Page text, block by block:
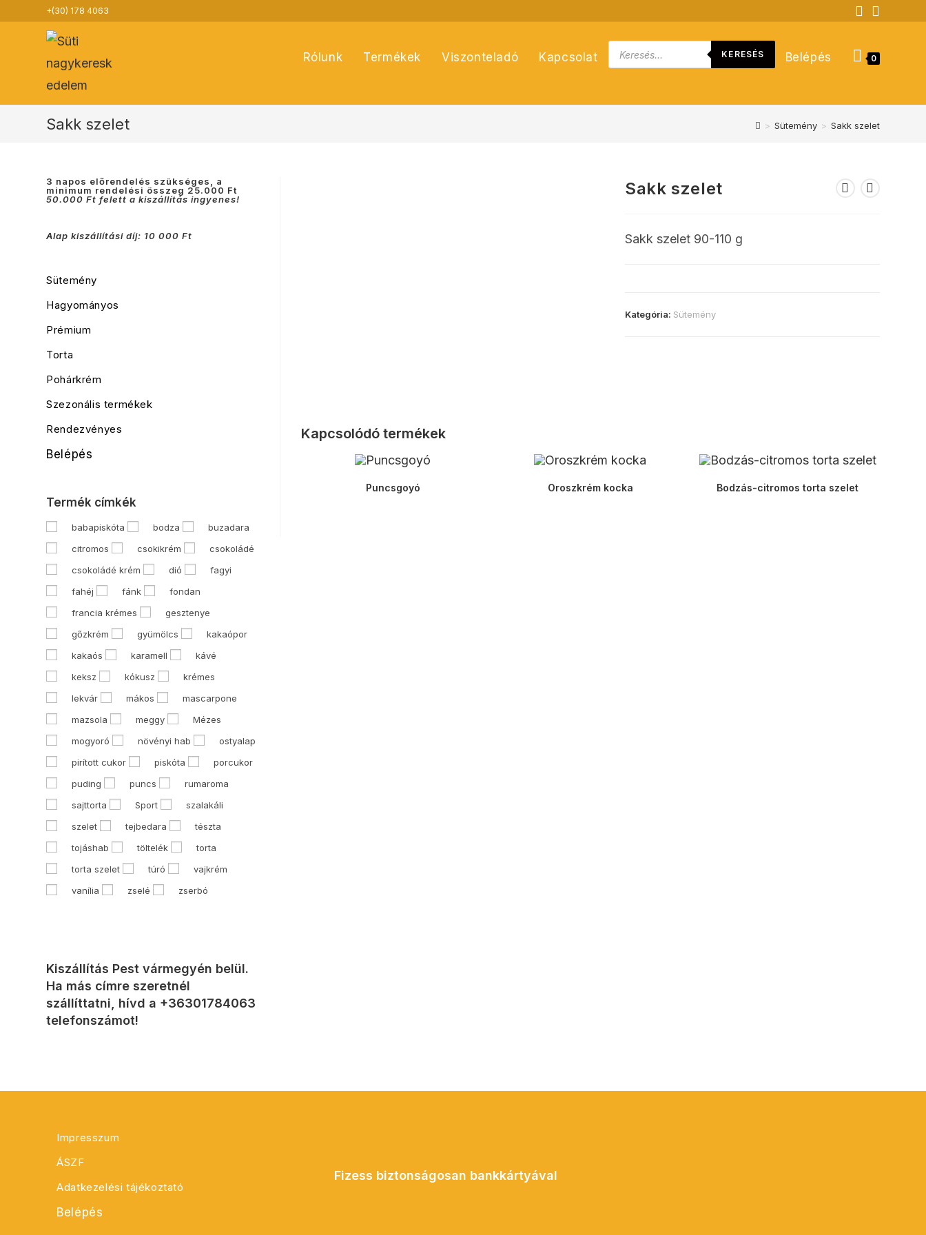
to
+(30) 178 4063
Rólunk Termékek Viszonteladó Kapcsolat
search
KERESÉS Belépés 0
Sakk szelet > Sütemény > Sakk szelet
Sakk szelet
Sakk szelet 90-110 g
Kategória: Sütemény
Kapcsolódó termékek
Puncsgoyó Oroszkrém kocka Bodzás-citromos torta szelet
3 napos előrendelés szükséges, a
minimum rendelési összeg 25.000 Ft
50.000 Ft felett a kiszállítás ingyenes!
Alap kiszállítási díj: 10 000 Ft
Sütemény
Hagyományos
Prémium
Torta
Pohárkrém
Szezonális termékek
Rendezvényes
Belépés
Termék címkék
babapiskóta bodza
buzadara
citromos
csokikrém
csokoládé
csokoládé krém
dió
fagyi
fahéj
fánk
fondan
francia krémes
gesztenye
gőzkrém
gyümölcs
kakaópor
kakaós
karamell
kávé
keksz
kókusz
krémes
lekvár
mákos
mascarpone
mazsola
meggy
Mézes
mogyoró
növényi hab
ostyalap
pirított cukor
piskóta
porcukor
puding
puncs
rumaroma
sajttorta
Sport
szalakáli
szelet
tejbedara
tészta
tojáshab
töltelék
torta
torta szelet
túró
vajkrém
vanília
zselé zserbó
Kiszállítás Pest vármegyén belül.
Ha más címre szeretnél
szállíttatni, hívd a +36301784063
telefonszámot!
Impresszum
ÁSZF
Adatkezelési tájékoztató
Belépés
Fizess biztonságosan bankkártyával